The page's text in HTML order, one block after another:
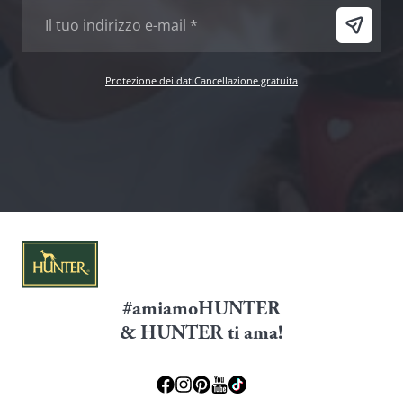
Protezione dei datiCancellazione gratuita
#amiamoHUNTER
& HUNTER ti ama!